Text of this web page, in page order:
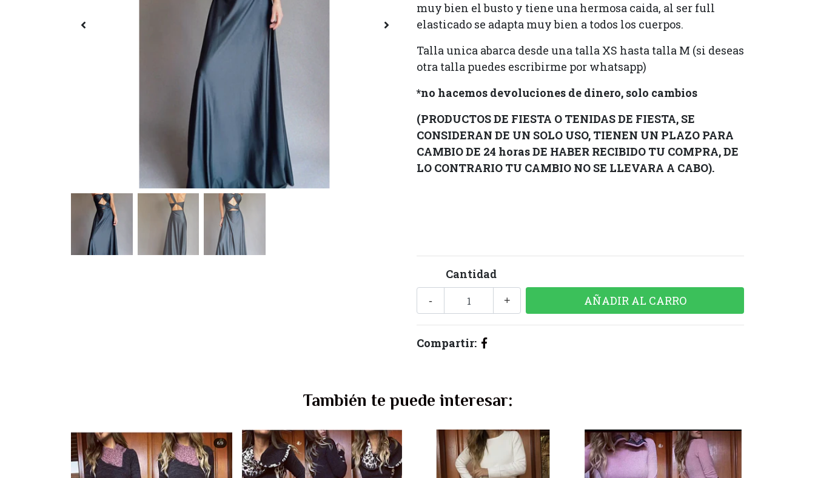
muy bien el busto y tiene una hermosa caida, al ser full
elasticado se adapta muy bien a todos los cuerpos.
Talla unica abarca desde una talla XS hasta talla M (si deseas
otra talla puedes escribirme por whatsapp)
*no hacemos devoluciones de dinero, solo cambios
(PRODUCTOS DE FIESTA O TENIDAS DE FIESTA, SE
CONSIDERAN DE UN SOLO USO, TIENEN UN PLAZO PARA
CAMBIO DE 24 horas DE HABER RECIBIDO TU COMPRA, DE
LO CONTRARIO TU CAMBIO NO SE LLEVARA A CABO).
Cantidad
+
-
Compartir:
También te puede interesar: